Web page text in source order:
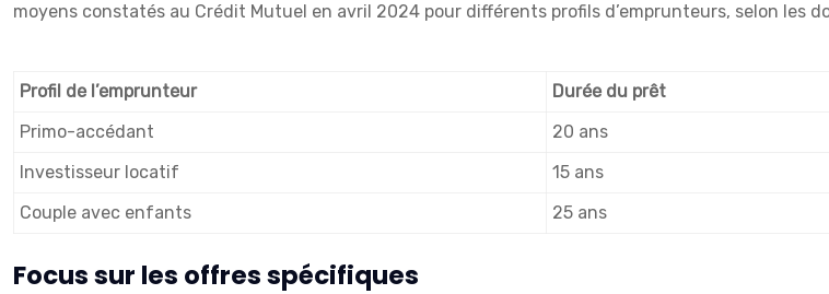
moyens constatés au Crédit Mutuel en avril 2024 pour différents profils d’emprunteurs, selon les
Profil de l’emprunteur Durée du prêt
Primo-accédant
20 ans
Investisseur locatif
15 ans
Couple avec enfants
25 ans
Focus sur les offres spécifiques